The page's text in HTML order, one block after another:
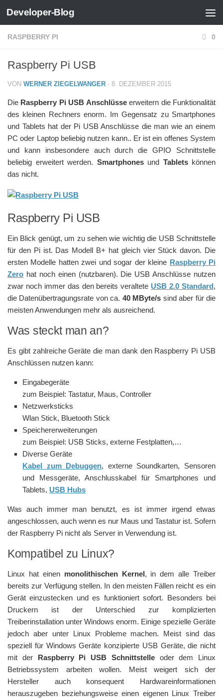
Zum Inhalt springen
Developer-Blog
RASPBERRY PI 0
Raspberry Pi USB
VON WERNER ZIEGELWANGER · 8. DEZEMBER 2015
Die Raspberry Pi USB Anschlüsseerweitern die Funktionalität
des kleinen Rechners enorm. Im Gegensatz zu Smartphones
und Tablets hat der Pi USB Anschlüsse die man wie an einem
PC oder Laptop beliebig nutzen kann.. Er ist ein offenes System
und kann insbesondere auch durch die GPIO Schnittstelle
beliebig erweitert werden. Smartphonesund Tabletskönnen
das nicht.
Raspberry Pi USB
Ein Blick genügt, um zu sehen wie wichtig die USB Schnittstelle
für den Pi ist. Das Modell B+ hat gleich vier Stück davon. Die
ersten Modelle hatten zwei und sogar der kleine Raspberry Pi
Zero hat noch einen (nutzbaren). Die USB Anschlüsse nutzen
zwar noch immer das den bereits veraltete USB 2.0 Standard,
die Datenübertragungsrate von ca. 40 MByte/s sind aber für die
meisten Anwendungen mehr als ausreichend.
Was steckt man an?
Es gibt zahlreiche Geräte die man dank den Raspberry Pi USB
Anschlüssen nutzen kann:
Eingabegeräte
zum Beispiel: Tastatur, Maus, Controller
Netzwerksticks
Wlan Stick, Bluetooth Stick
Speichererweiterungen
zum Beispiel: USB Sticks, externe Festplatten,…
Diverse Geräte
Kabel zum Debuggen, externe Soundkarten, Sensoren
und Messgeräte, Anschlusskabel für Smartphones und
Tablets, USB Hubs
Was auch immer man benutzt, es ist immer irgend etwas
angeschlossen, auch wenn es nur Maus und Tastatur ist. Sofern
der Raspberry Pi nicht als Server in Verwendung ist.
Kompatibel zu Linux?
Linux hat einen monolithischen Kernel, in dem alle Treiber
bereits zur Verfügung stellen. In den meisten Fällen reicht es ein
Gerät einzustecken und es funktioniert sofort. Besonders bei
Druckern ist der Unterschied zur komplizierten
Treiberinstallation unter Windows enorm. Einige spezielle Geräte
jedoch aber unter Linux Probleme machen. Meist sind das
speziell für Windows Geräte konzipierte USB Geräte, die nicht
mit der Raspberry Pi USB Schnittstelleoder dem Linux
Betriebssystem arbeiten wollen. Meist weigert sich der
Hersteller auch konsequent Hardwareinformationen
herauszugeben beziehungsweise einen eigenen Linux Treiber